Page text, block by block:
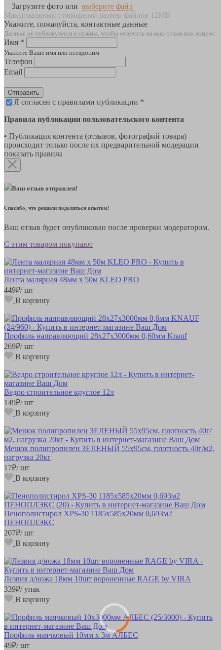
Загрузите фото или выберите файл
Максимальный суммарный размер файлов 12MB
Укажите, пожалуйста, контактные данные
Данные не публикуются и нужны, чтобы ответить на ваш отзыв или вопрос
Имя *
Укажите Ваше имя или псевдоним
Телефон
Email
Отправить
Я согласен с правилами публикации *
Правила публикации пользовательского контента
• Публикация контента (отзывов, фотографий товара)
происходит только после их предварительной модерации
показать правила
Ваш отзыв отправлен!
Спасибо, что решили поделиться опытом!
Ваш отзыв будет опубликован после проверки модератором.
С этим товаром покупают
Лента малярная 48мм х 50м KLEO PRO
449₽/ шт
В корзину
Профиль направляющий 28х27х3000мм 0,60мм Knauf
269₽/ шт
В корзину
Ведро строительное круглое 12л
149₽/ шт
В корзину
Мешок полипропилен ЗЕЛЕНЫЙ 55х95см, плотность 40г/м2,
нагрузка 20кг
17₽/ шт
В корзину
Пенополистирол XPS-30 1185х585х20мм 0,693м2
ПЕНОПЛЭКС
207₽/ шт
В корзину
Лезвия д/ножа 18мм 10шт вороненные RAGE by VIRA
339₽/ упак
В корзину
Профиль маячковый 10мм х 3м АЛБЕС
49₽/ шт